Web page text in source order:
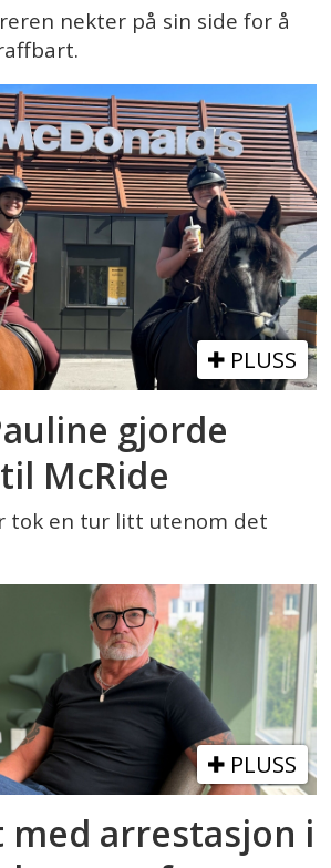
nekter på sin side for å
PLUSS
gjorde
McRide
tok en tur litt utenom det
PLUSS
med arrestasjon i